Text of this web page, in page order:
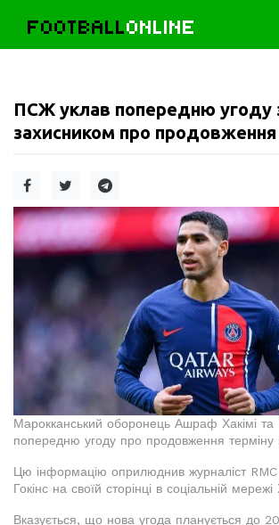
FOOTBALLONLINE
ПСЖ уклав попередню угоду
захисником про продовження
Марокканський оборонець Ашраф Хакімі
попередню угоду про продовження терміну
Цю інформацію оприлюднив журналіст
Гокінс на своїй сторінці в соціальній мережі
Вказується, що нова угода планується до